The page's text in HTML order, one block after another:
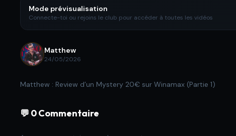
Mode prévisualisation
Connecte-toi ou rejoins le club pour accéder à toutes les vidéos
Matthew
24/05/2026
Matthew : Review d’un Mystery 20€ sur Winamax (Partie 1)
💬 0 Commentaire